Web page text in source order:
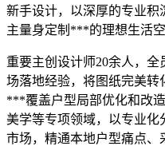
新手设计，以深厚的专业
主量身定制***的理想生活空
重要主创设计师20余人，
场落地经验，将图纸完美转
***覆盖户型局部优化和改
美学等专项领域，以专业
市场，精通本地户型痛点